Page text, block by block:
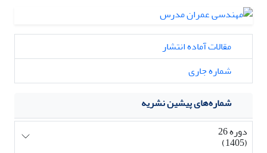
مقالات آماده انتشار
شماره جاری
شماره‌های پیشین نشریه
دوره 26
(1405)